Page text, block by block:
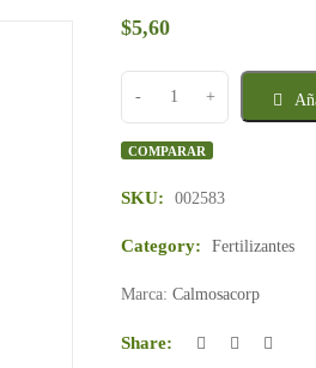
$5,60
COMPARAR
SKU: 002583
Category: Fertilizantes
Marca: Calmosacorp
Share: